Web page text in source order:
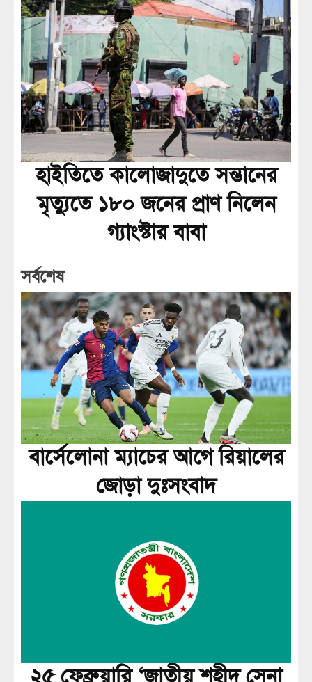
হাইতিতে কালোজাদুতে সন্তানের
মৃত্যুতে ১৮০ জনের প্রাণ নিলেন
গ্যাংস্টার বাবা
সর্বশেষ
বার্সেলোনা ম্যাচের আগে রিয়ালের
জোড়া দুঃসংবাদ